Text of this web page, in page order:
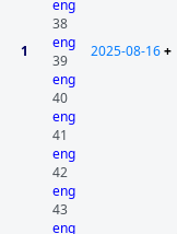
1
eng
38
eng
39
eng
40
eng
41
eng
42
eng
43
eng
2025-08-16+